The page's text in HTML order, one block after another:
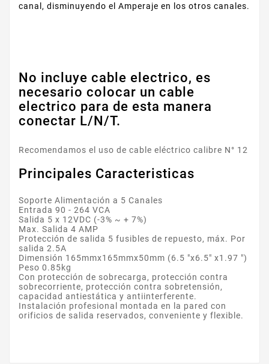
canal, disminuyendo el Amperaje en los otros canales.
No incluye cable electrico, es
necesario colocar un cable
electrico para de esta manera
conectar L/N/T.
Recomendamos el uso de cable eléctrico calibre N° 12
Principales Caracteristicas
Soporte Alimentación a 5 Canales
Entrada 90 - 264 VCA
Salida 5 x 12VDC (-3% ~ + 7%)
Max. Salida 4 AMP
Protección de salida 5 fusibles de repuesto, máx. Por
salida 2.5A
Dimensión 165mmx165mmx50mm (6.5 "x6.5" x1.97 ")
Peso 0.85kg
Con protección de sobrecarga, protección contra
sobrecorriente, protección contra sobretensión,
capacidad antiestática y antiinterferente.
Instalación profesional montada en la pared con
orificios de salida reservados, conveniente y flexible.